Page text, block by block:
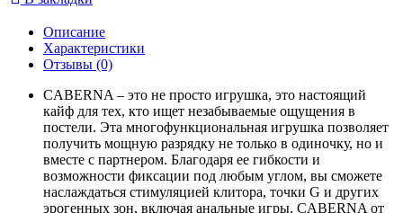
Описание
Характеристики
Отзывы (0)
CABERNA – это не просто игрушка, это настоящий
кайф для тех, кто ищет незабываемые ощущения в
постели. Эта многофункциональная игрушка позволяет
получить мощную разрядку не только в одиночку, но и
вместе с партнером. Благодаря ее гибкости и
возможности фиксации под любым углом, вы сможете
наслаждаться стимуляцией клитора, точки G и других
эрогенных зон, включая анальные игры. CABERNA от